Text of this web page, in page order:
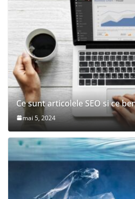
Ce sunt articolele SEO si ce
mai 5, 2024